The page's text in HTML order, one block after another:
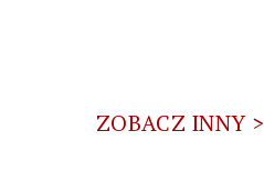
ZOBACZ INNY >